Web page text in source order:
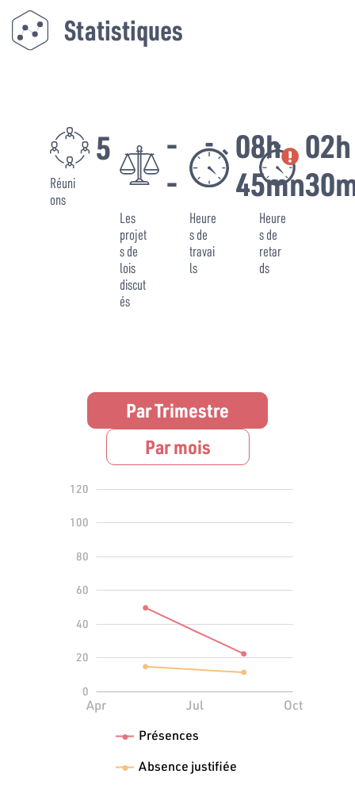
Statistiques
5
Réuni
ons
-
-
Les
projet
s de
lois
discut
és
08h
45mn
Heure
s de
travai
ls
02h
Heure
s de
retar
ds
Par Trimestre
Par mois
100
0
20
40
60
80
100
120
L
Apr Jul Oct
Jan 2022
Présences
Absence justifiée